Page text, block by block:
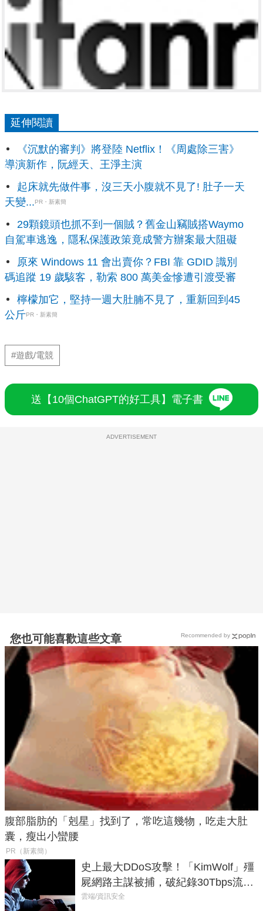
延伸閱讀
《沉默的審判》將登陸 Netflix！《周處除三害》
導演新作，阮經天、王淨主演
起床就先做件事，沒三天小腹就不見了! 肚子一天
天變...PR・新素簡
29顆鏡頭也抓不到一個賊？舊金山竊賊搭Waymo
自駕車逃逸，隱私保護政策竟成警方辦案最大阻礙
原來 Windows 11 會出賣你？FBI 靠 GDID 識別
碼追蹤 19 歲駭客，勒索 800 萬美金慘遭引渡受審
檸檬加它，堅持一週大肚腩不見了，重新回到45
公斤PR・新素簡
#遊戲/電競
送【10個ChatGPT的好工具】電子書
ADVERTISEMENT
您也可能喜歡這些文章
腹部脂肪的「剋星」找到了，常吃這幾物，吃走大肚
囊，瘦出小蠻腰
PR（新素簡）
史上最大DDoS攻擊！「KimWolf」殭
屍網路主謀被捕，破紀錄30Tbps流量
癱瘓全球！
雲端/資訊安全
Recommended by